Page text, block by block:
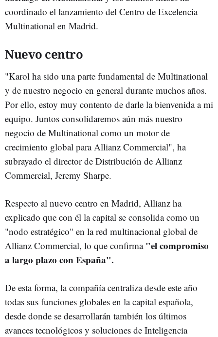
coordinado el lanzamiento del Centro de Excelencia
Multinational en Madrid.
Nuevo centro
"Karol ha sido una parte fundamental de Multinational
y de nuestro negocio en general durante muchos años.
Por ello, estoy muy contento de darle la bienvenida a mi
equipo. Juntos consolidaremos aún más nuestro
negocio de Multinational como un motor de
crecimiento global para Allianz Commercial", ha
subrayado el director de Distribución de Allianz
Commercial, Jeremy Sharpe.
Respecto al nuevo centro en Madrid, Allianz ha
explicado que con él la capital se consolida como un
"nodo estratégico" en la red multinacional global de
Allianz Commercial, lo que confirma "el compromiso
a largo plazo con España".
De esta forma, la compañía centraliza desde este año
todas sus funciones globales en la capital española,
desde donde se desarrollarán también los últimos
avances tecnológicos y soluciones de Inteligencia